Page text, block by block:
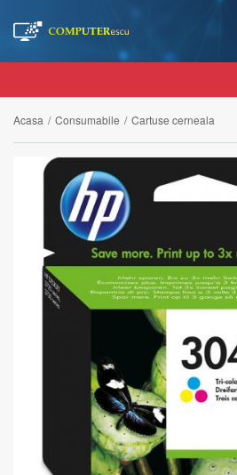
Acasa / Consumabile / Cartuse cerneala